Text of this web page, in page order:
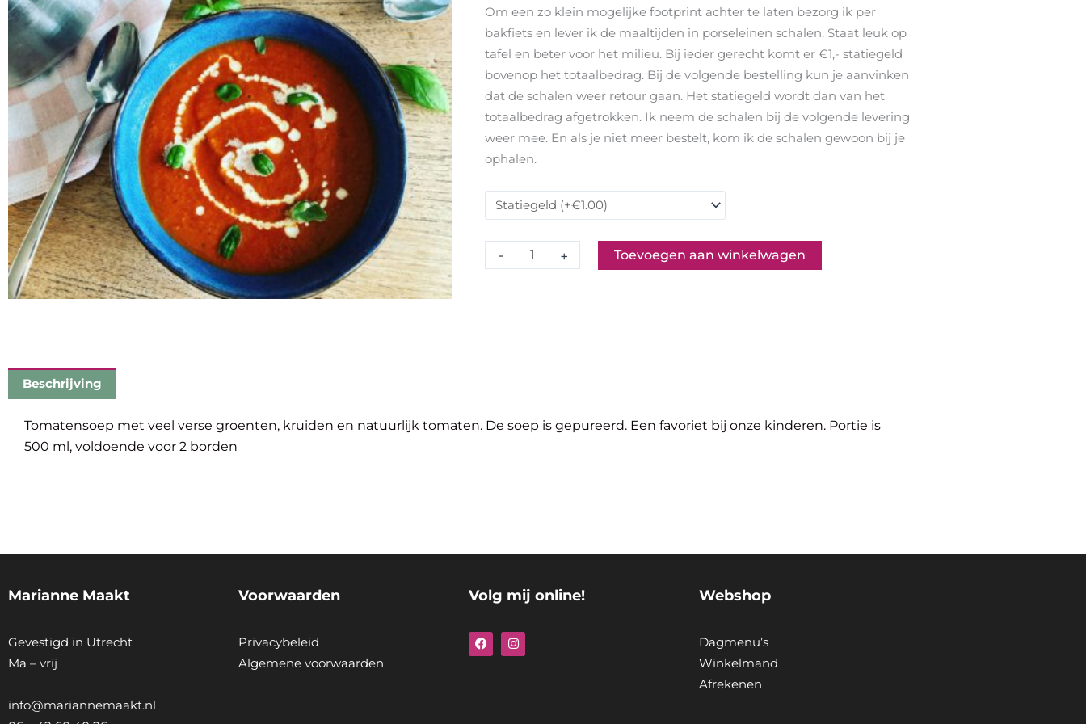
Om een zo klein mogelijke footprint achter te laten bezorg ik per
bakfiets en lever ik de maaltijden in porseleinen schalen. Staat leuk op
tafel en beter voor het milieu. Bij ieder gerecht komt er €1,- statiegeld
bovenop het totaalbedrag. Bij de volgende bestelling kun je aanvinken
dat de schalen weer retour gaan. Het statiegeld wordt dan van het
totaalbedrag afgetrokken. Ik neem de schalen bij de volgende levering
weer mee. En als je niet meer bestelt, kom ik de schalen gewoon bij je
ophalen.
-
Tomatensoep
(dinsdag)
aantal
+ Toevoegen aan winkelwagen
Beschrijving
Tomatensoep met veel verse groenten, kruiden en natuurlijk tomaten. De soep is gepureerd. Een favoriet bij onze kinderen. Portie is
500 ml, voldoende voor 2 borden
Marianne Maakt
Gevestigd in Utrecht
Ma – vrij
info@mariannemaakt.nl
Voorwaarden
Privacybeleid
Algemene voorwaarden
Volg mij online!
F
a
c
I
n
s
Webshop
Dagmenu’s
Winkelmand
Afrekenen